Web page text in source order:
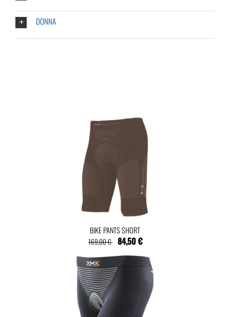
DONNA
BIKE PANTS SHORT
169,00 € 84,50 €